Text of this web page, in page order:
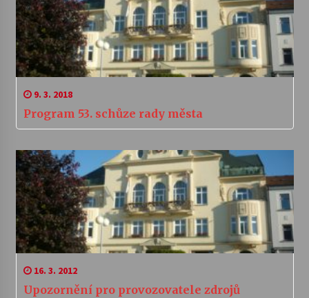
9. 3. 2018
Program 53. schůze rady města
16. 3. 2012
Upozornění pro provozovatele zdrojů